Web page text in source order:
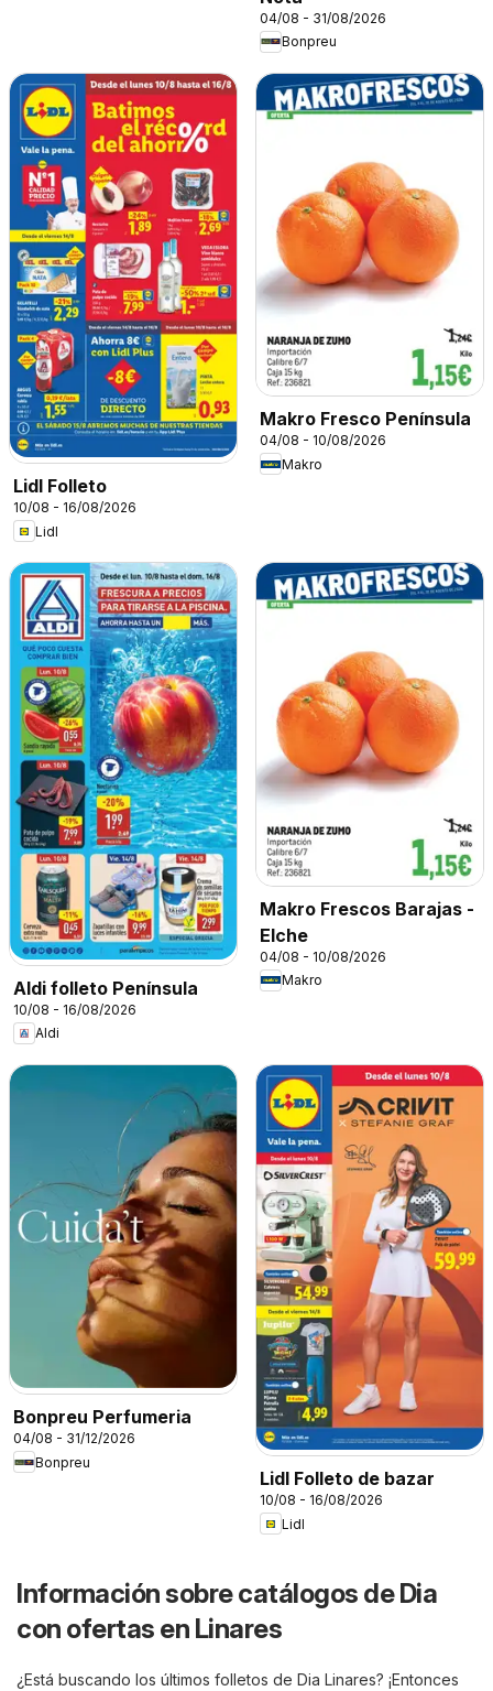
04/08 - 31/08/2026
Bonpreu
Lidl Folleto
10/08 - 16/08/2026
Lidl
Makro Fresco Península
04/08 - 10/08/2026
Makro
Aldi folleto Península
10/08 - 16/08/2026
Aldi
Makro Frescos Barajas -
Elche
04/08 - 10/08/2026
Makro
Bonpreu Perfumeria
04/08 - 31/12/2026
Bonpreu
Lidl Folleto de bazar
10/08 - 16/08/2026
Lidl
Información sobre catálogos de Dia
con ofertas en Linares
¿Está buscando los últimos folletos de Dia Linares? ¡Entonces